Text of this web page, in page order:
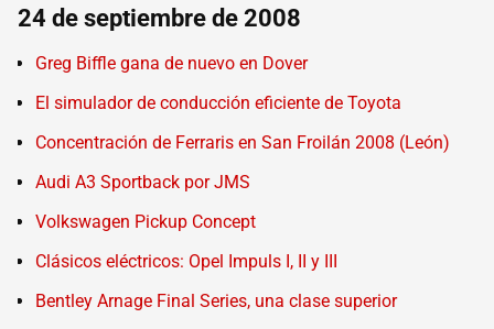
24 de septiembre de 2008
Greg Biffle gana de nuevo en Dover
El simulador de conducción eficiente de Toyota
Concentración de Ferraris en San Froilán 2008 (León)
Audi A3 Sportback por JMS
Volkswagen Pickup Concept
Clásicos eléctricos: Opel Impuls I, II y III
Bentley Arnage Final Series, una clase superior